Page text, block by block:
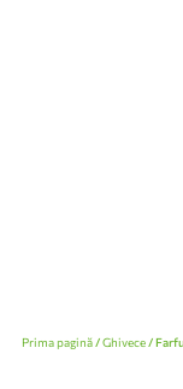
Prima pagină/Ghivece/